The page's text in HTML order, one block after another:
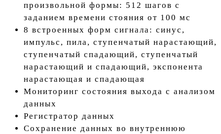
произвольной формы: 512 шагов с
заданием времени стояния от 100 мс
8 встроенных форм сигнала: синус,
импульс, пила, ступенчатый нарастающий,
ступенчатый спадающий, ступенчатый
нарастающий и спадающий, экспонента
нарастающая и спадающая
Мониторинг состояния выхода с анализом
данных
Регистратор данных
Сохранение данных во внутреннюю